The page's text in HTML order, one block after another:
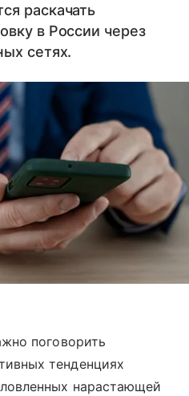
раскачать
в России через
сетях.
поговорить
тенденциях
нарастающей